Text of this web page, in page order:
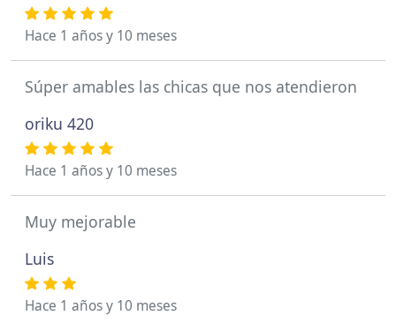
Hace 1 años y 10 meses
Súper amables las chicas que nos atendieron
oriku 420
Hace 1 años y 10 meses
Muy mejorable
Luis
Hace 1 años y 10 meses